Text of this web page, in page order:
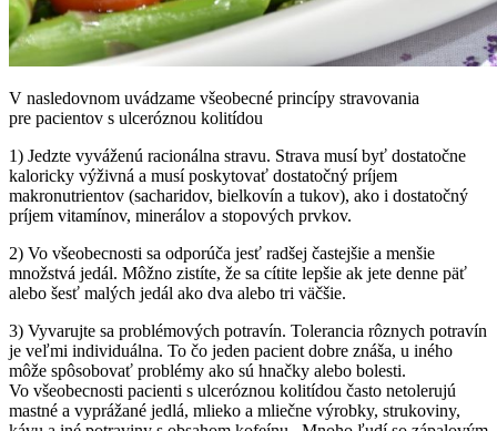
V nasledovnom uvádzame všeobecné princípy stravovania
pre pacientov s ulceróznou kolitídou
1) Jedzte vyváženú racionálna stravu. Strava musí byť dostatočne
kaloricky výživná a musí poskytovať dostatočný príjem
makronutrientov (sacharidov, bielkovín a tukov), ako i dostatočný
príjem vitamínov, minerálov a stopových prvkov.
2) Vo všeobecnosti sa odporúča jesť radšej častejšie a menšie
množstvá jedál. Môžno zistíte, že sa cítite lepšie ak jete denne päť
alebo šesť malých jedál ako dva alebo tri väčšie.
3) Vyvarujte sa problémových potravín. Tolerancia rôznych potravín
je veľmi individuálna. To čo jeden pacient dobre znáša, u iného
môže spôsobovať problémy ako sú hnačky alebo bolesti.
Vo všeobecnosti pacienti s ulceróznou kolitídou často netolerujú
mastné a vyprážané jedlá, mlieko a mliečne výrobky, strukoviny,